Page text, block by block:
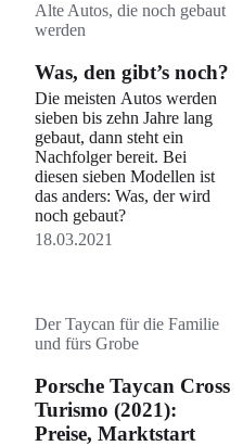
Alte Autos, die noch gebaut
werden
Was, den gibt’s noch?
Die meisten Autos werden
sieben bis zehn Jahre lang
gebaut, dann steht ein
Nachfolger bereit. Bei
diesen sieben Modellen ist
das anders: Was, der wird
noch gebaut?
18.03.2021
Der Taycan für die Familie
und fürs Grobe
Porsche Taycan Cross
Turismo (2021):
Preise, Marktstart